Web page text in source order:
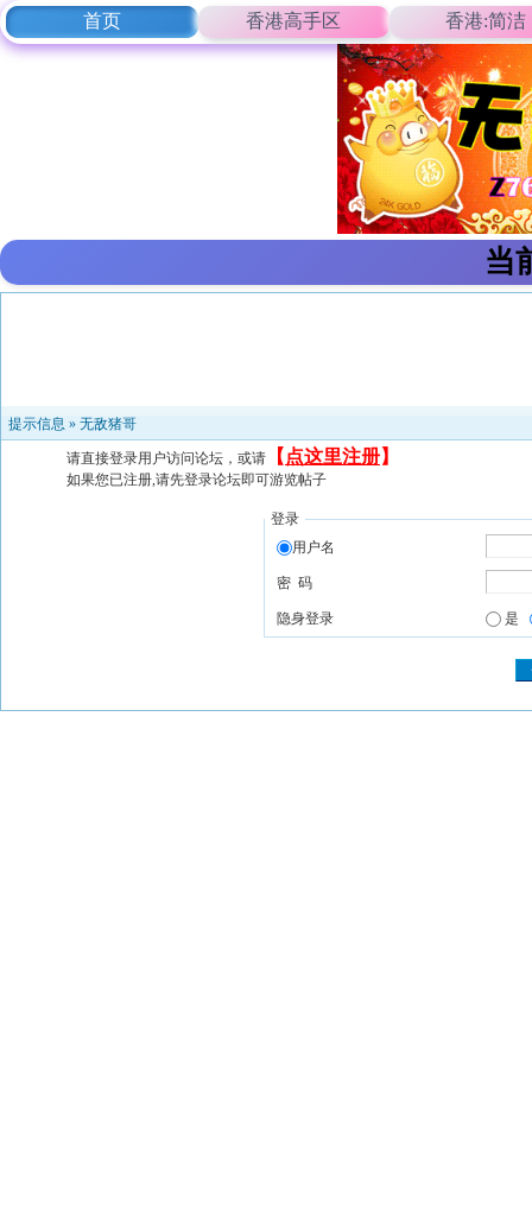
首页 香港高手区 香港:简洁
当
提示信息 » 无敌猪哥
请直接登录用户访问论坛，或请 【 点这里注册】
如果您已注册,请先登录论坛即可游览帖子
登录
用户名
密 码
隐身登录 是